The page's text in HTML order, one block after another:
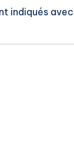
indiqués avec